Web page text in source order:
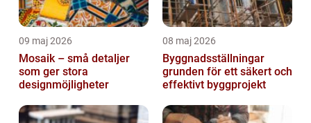
09 maj 2026
Mosaik – små detaljer
som ger stora
designmöjligheter
08 maj 2026
Byggnadsställningar
grunden för ett säkert och
effektivt byggprojekt